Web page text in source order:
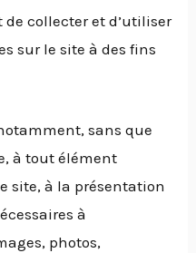
collecter et d’utiliser
sur le site à des fins
sans que
à tout élément
site, à la présentation
à
photos,